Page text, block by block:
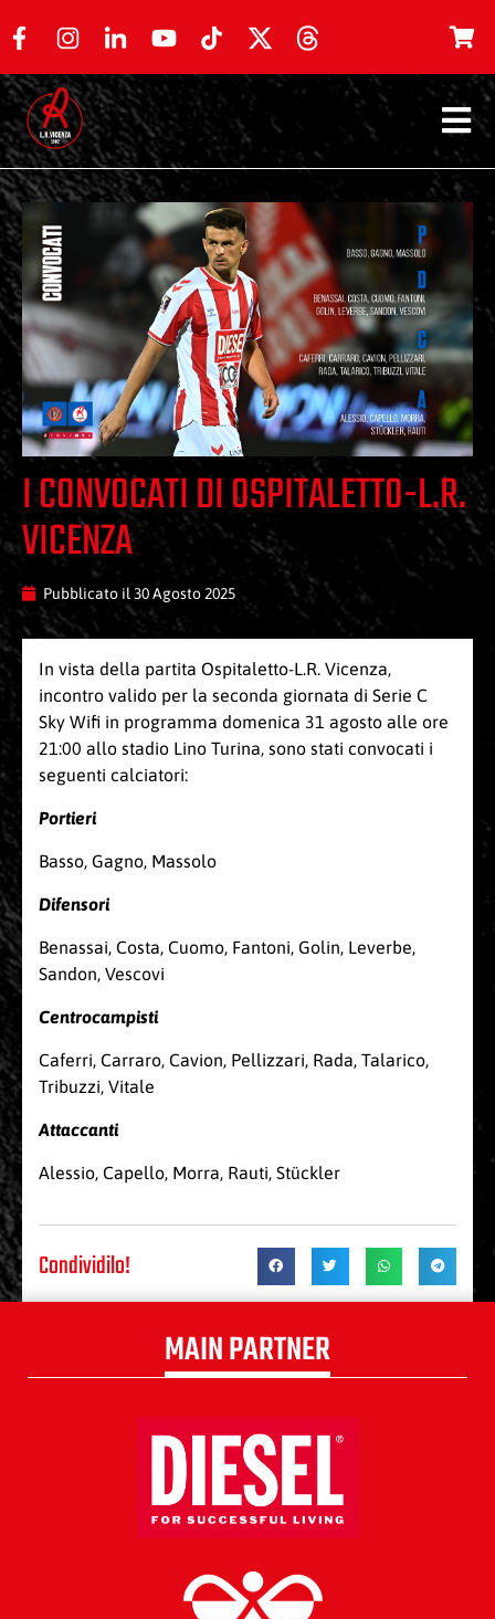
I CONVOCATI DI OSPITALETTO-L.R.
VICENZA
Pubblicato il 30 Agosto 2025
In vista della partita Ospitaletto-L.R. Vicenza,
incontro valido per la seconda giornata di Serie C
Sky Wifi in programma domenica 31 agosto alle ore
21:00 allo stadio Lino Turina, sono stati convocati i
seguenti calciatori:
Portieri
Basso, Gagno, Massolo
Difensori
Benassai, Costa, Cuomo, Fantoni, Golin, Leverbe,
Sandon, Vescovi
Centrocampisti
Caferri, Carraro, Cavion, Pellizzari, Rada, Talarico,
Tribuzzi, Vitale
Attaccanti
Alessio, Capello, Morra, Rauti, Stückler
Condividilo!
MAIN PARTNER